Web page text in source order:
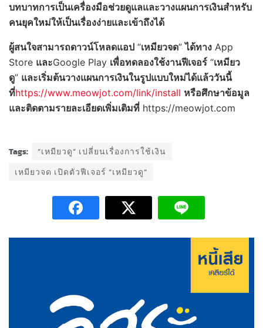
บทบาทการเป็นเครื่องมือช่วยดูแลและวางแผนการเงินสำหรับ
คนยุคใหม่ให้เป็นเรื่องง่ายและเข้าถึงได้
ผู้สนใจสามารถดาวน์โหลดแอป “เหมียวจด”ได้ทาง App
Store และGoogle Play เพื่อทดลองใช้งานฟีเจอร์ “เหมียว
ดู” และเริ่มต้นวางแผนการเงินในรูปแบบใหม่ได้แล้ววันนี้
ที่https://www.meowjot.com/link/install หรือศึกษาข้อมูล
และติดตามรายละเอียดเพิ่มเติมที่ https://meowjot.com
Tags:
“เหมียวดู” เปลี่ยนเรื่องการใช้เงิน
เหมียวจด เปิดตัวฟีเจอร์ “เหมียวดู”